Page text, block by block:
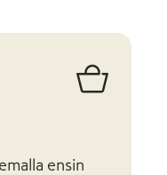
ensin